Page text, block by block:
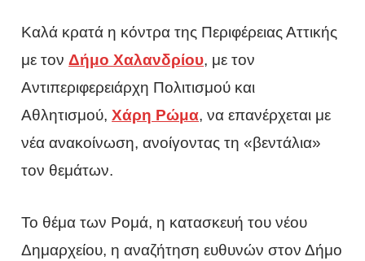
Καλά κρατά η κόντρα της Περιφέρειας Αττικής
με τονΔήμο Χαλανδρίου, με τον
Αντιπεριφερειάρχη Πολιτισμού και
Αθλητισμού,Χάρη Ρώμα, να επανέρχεται με
νέα ανακοίνωση, ανοίγοντας τη «βεντάλια»
τον θεμάτων.
Το θέμα των Ρομά, η κατασκευή του νέου
Δημαρχείου, η αναζήτηση ευθυνών στον Δήμο